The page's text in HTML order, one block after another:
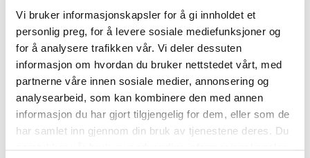
Vi bruker informasjonskapsler for å gi innholdet et
personlig preg, for å levere sosiale mediefunksjoner og
for å analysere trafikken vår. Vi deler dessuten
informasjon om hvordan du bruker nettstedet vårt, med
partnerne våre innen sosiale medier, annonsering og
analysearbeid, som kan kombinere den med annen
informasjon du har gjort tilgjengelig for dem, eller som de
har samlet inn gjennom din bruk av tjenestene deres. Du
Alt arbeidet med klientreisen ble oppsummert i en
guidebok som inneholder kjerneprinsippene, «Slik
leverer vi på Tendens klientopplevelse». I tillegg ble det
utarbeidet en idébank med muligheter for nye
innovasjoner og grep som kan tas for å overstige
klientens forventninger.